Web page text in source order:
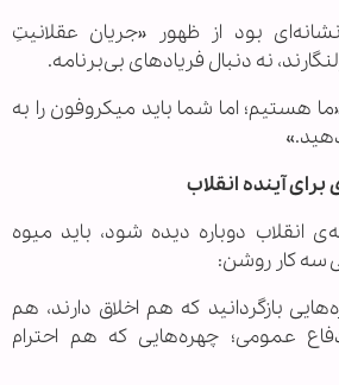
بود از ظهور «جریان عقلانیتِ
نه دنبال فریادهای بی‌برنامه.
هستیم؛ اما شما باید میکروفون را به
آینده انقلاب
انقلاب دوباره دیده شود، باید میوه
سه کار روشن:
بازگردانید که هم اخلاق دارند، هم
عمومی؛ چهره‌هایی که هم احترام